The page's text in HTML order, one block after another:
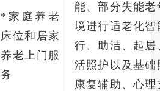
*家庭养老
床位和居家
养老上门服
务
能、部分失能
境进行适老化
行、助洁、起
活照护以及基
康复辅助、心